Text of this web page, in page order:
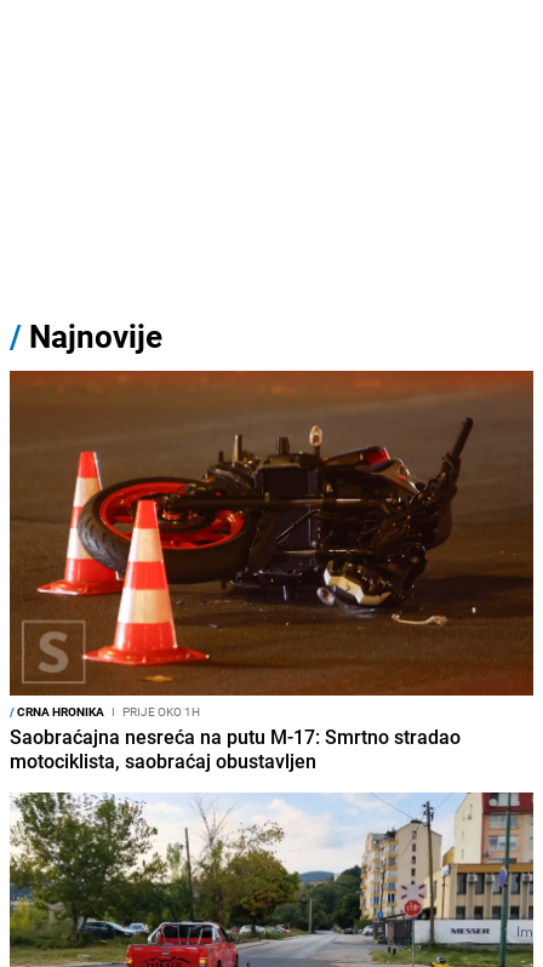
/ Najnovije
/CRNA HRONIKA I PRIJE OKO 1H
Saobraćajna nesreća na putu M-17: Smrtno stradao
motociklista, saobraćaj obustavljen